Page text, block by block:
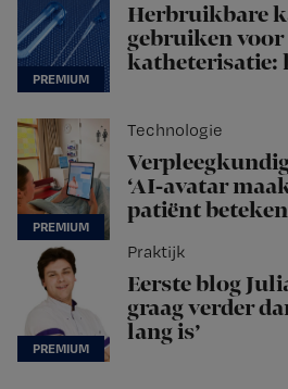
Herbruikbare
gebruiken
katheterisatie:
Technologie
‘AI-avatar
patiënt
Praktijk
Eerste blog
graag verder
lang is’